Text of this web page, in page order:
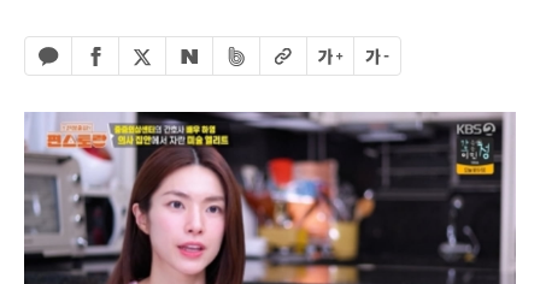
카카오톡 공유하기
페이스북 공유하기
엑스 공유하기
네이버 공유하기
밴드 공유하기
URL복사글자 크게글자 작게